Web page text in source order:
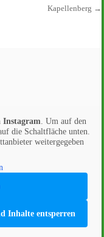
Kapellenberg →
Instagram. Um auf den
die Schaltfläche unten.
weitergegeben
Inhalte entsperren